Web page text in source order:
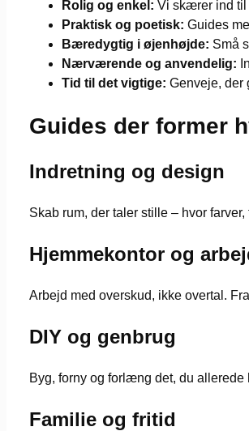
Rolig og enkel: Vi skærer ind til
Praktisk og poetisk: Guides
Bæredygtig i øjenhøjde: Små
Nærværende og anvendelig:
Tid til det vigtige: Genveje, der
Guides der former
Indretning og design
Skab rum, der taler stille – hvor
Hjemmekontor og
Arbejd med overskud, ikke overtal.
DIY og genbrug
Byg, forny og forlæng det, du
Familie og fritid